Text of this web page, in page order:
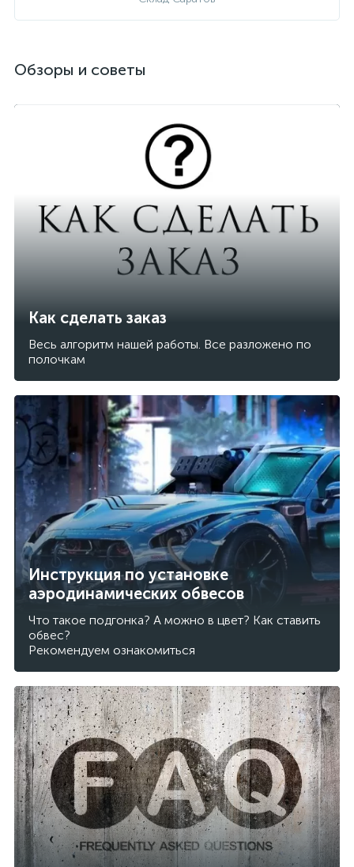
Обзоры и советы
Как сделать заказ
Весь алгоритм нашей работы. Все разложено по
полочкам
Инструкция по установке
аэродинамических обвесов
Что такое подгонка? А можно в цвет? Как ставить
обвес?
Рекомендуем ознакомиться